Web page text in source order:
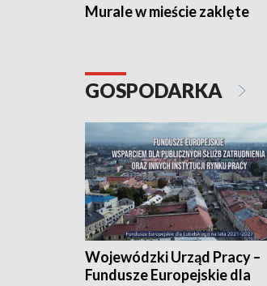
Murale w mieście zaklęte
GOSPODARKA
Wojewódzki Urząd Pracy –
Fundusze Europejskie dla